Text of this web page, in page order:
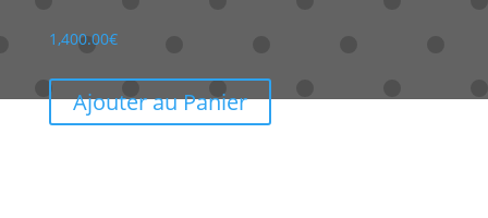
1,400.00€
Ajouter au Panier